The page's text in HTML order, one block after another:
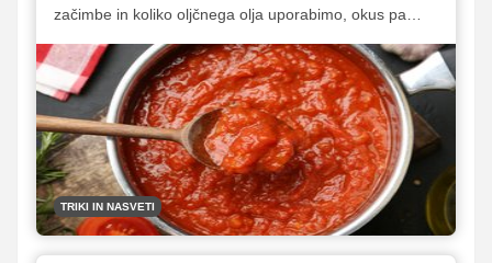
začimbe in koliko oljčnega olja uporabimo, okus pa
kuharski mojstri pogosto dodajo za bogatejši in polnejši
okus.
TRIKI IN NASVETI